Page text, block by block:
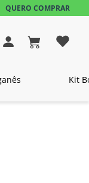
QUERO COMPRAR
Kit